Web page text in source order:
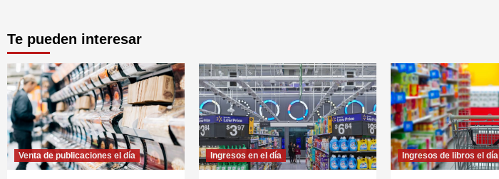
Te pueden interesar
Venta de publicaciones el día Ingresos en el día Ingresos de libros el día